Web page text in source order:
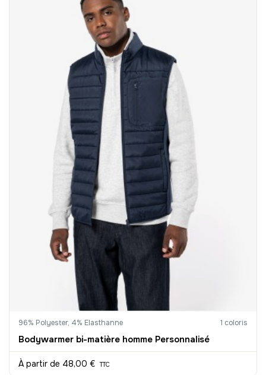
96% Polyester, 4% Elasthanne 1 coloris
Bodywarmer bi-matière homme Personnalisé
À partir de 48,00 € TTC